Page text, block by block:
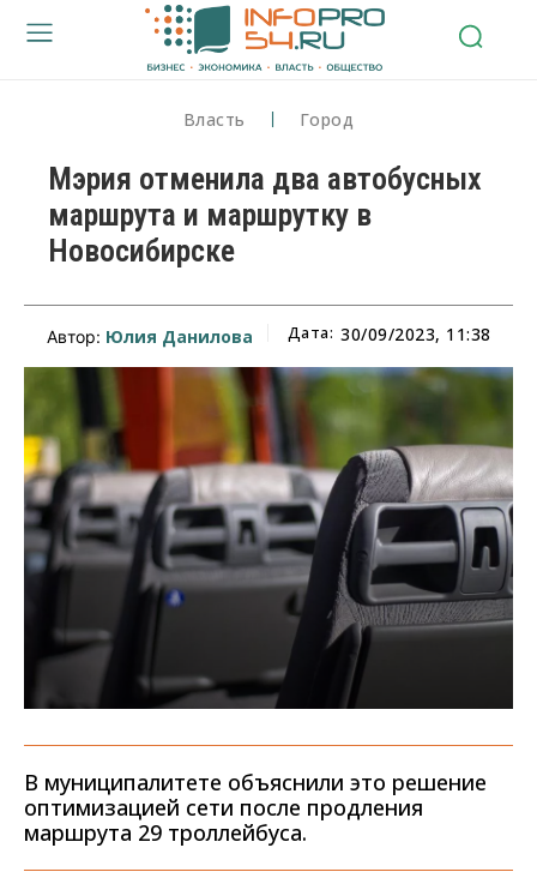
Власть Город
Мэрия отменила два автобусных
маршрута и маршрутку в
Новосибирске
Автор: Юлия Данилова Дата: 30/09/2023, 11:38
В муниципалитете объяснили это решение
оптимизацией сети после продления
маршрута 29 троллейбуса.